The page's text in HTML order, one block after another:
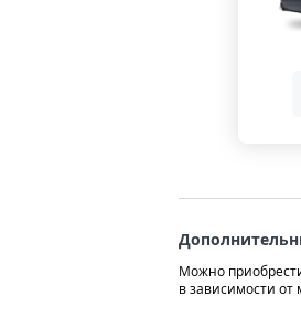
Можно
в зависимости от